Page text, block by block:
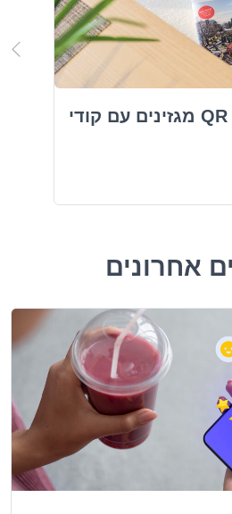
מגזינים עם קודי QR
אחרונים